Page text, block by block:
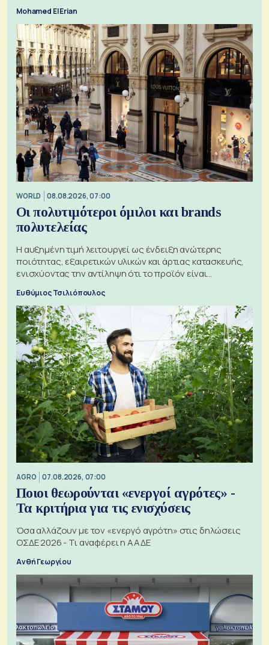
Mohamed El Erian
WORLD 08.08.2026, 07:00
Οι πολυτιμότεροι όμιλοι και brands
πολυτελείας
Η αυξημένη τιμή λειτουργεί ως ένδειξη ανώτερης
ποιότητας, εξαιρετικών υλικών και άρτιας κατασκευής,
ενισχύοντας την αντίληψη ότι το προϊόν είναι
Ευθύμιος Τσιλιόπουλος
AGRO 07.08.2026, 07:00
Ποιοι θεωρούνται «ενεργοί αγρότες» -
Τα κριτήρια για τις ενισχύσεις
Όσα αλλάζουν με τον «ενεργό αγρότη» στις δηλώσεις
ΟΣΔΕ 2026 - Τι αναφέρει η ΑΑΔΕ
Ανθή Γεωργίου